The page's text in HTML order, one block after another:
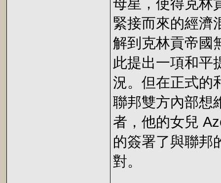
母星，使得克林
緊接而來的經濟
解到克林貢帝國
此提出一項和平
況。但在正式的
聯邦雙方內部想
者，他的女兒
的簽署了與聯邦
對。